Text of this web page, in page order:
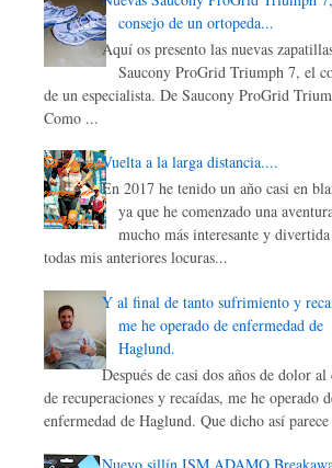
consejo de un ortopeda...
Aquí os presento las nuevas
Saucony ProGrid Triumph 7, el
de un especialista. De Saucony ProGrid
Como ...
Vuelta a la larga distancia....
En 2017 he tenido un año casi en
ya que he comenzado una
mucho más interesante y
todas mis anteriores locuras...
Y al final de tanto sufrimiento y
me he operado de enfermedad de
Haglund.
Después de casi dos años de dolor
de recuperaciones y recaídas, me he operado
enfermedad de Haglund. Que dicho así